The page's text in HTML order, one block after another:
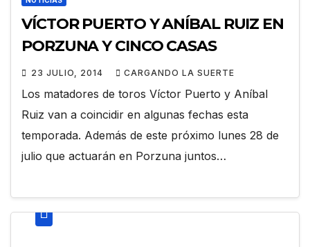
VÍCTOR PUERTO Y ANÍBAL RUIZ EN
PORZUNA Y CINCO CASAS
23 JULIO, 2014 CARGANDO LA SUERTE
Los matadores de toros Víctor Puerto y Aníbal
Ruiz van a coincidir en algunas fechas esta
temporada. Además de este próximo lunes 28 de
julio que actuarán en Porzuna juntos…